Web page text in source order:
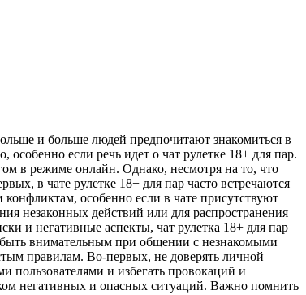
и больше людей предпочитают знакомиться в
особенно если речь идет о чат рулетке 18+ для пар.
в режиме онлайн. Однако, несмотря на то, что
в чате рулетке 18+ для пар часто встречаются
особенно если в чате присутствуют
незаконных действий или для распространения
и негативные аспекты, чат рулетка 18+ для пар
внимательным при общении с незнакомыми
правилам. Во-первых, не доверять личной
и избегать провокаций и
негативных и опасных ситуаций. Важно помнить